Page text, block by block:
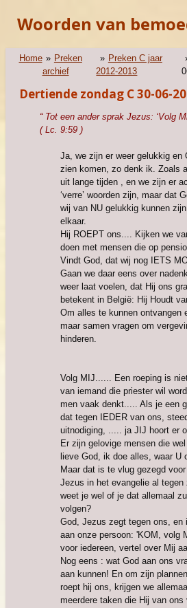
direct
hoofdinhoud
Woorden van
Home » Preken
archief
» Preken C jaar
2012-2013
Dertiende zondag C 30-06-
“ Tot een ander sprak Jezus: ‘Volg
( Lc. 9:59 )
Ja, we zijn er weer gelukkig en
zien komen, zo denk ik. Zoals
uit lange tijden , en we zijn er
‘verre’ woorden zijn, maar dat
wij van NU gelukkig kunnen
elkaar.
Hij ROEPT ons.... Kijken we
doen met mensen die op
Vindt God, dat wij nog IETS
Gaan we daar eens over
weer laat voelen, dat Hij ons
betekent in België: Hij Houdt
Om alles te kunnen ontvangen
maar samen vragen om
hinderen.
Volg MIJ...... Een roeping is
van iemand die priester wil
men vaak denkt..... Als je een
dat tegen IEDER van ons,
uitnodiging, ..... ja JIJ hoort er
Er zijn gelovige mensen die
lieve God, ik doe alles, waar U
Maar dat is te vlug gezegd
Jezus in het evangelie al tegen
weet je wel of je dat allemaal
volgen?
God, Jezus zegt tegen ons, en
aan onze persoon: 'KOM, volg
voor iedereen, vertel over Mij
Nog eens : wat God aan ons
aan kunnen! En om zijn
roept hij ons, krijgen we
meerdere taken die Hij van